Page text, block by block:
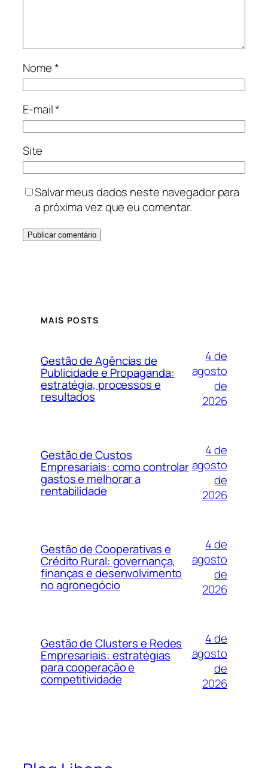
Nome*
E-mail*
Site
Salvar meus dados neste navegador para
a próxima vez que eu comentar.
MAIS POSTS
Gestão de Agências de
Publicidade e Propaganda:
estratégia, processos e
resultados
4 de
agosto
de
2026
Gestão de Custos
Empresariais: como controlar
gastos e melhorar a
rentabilidade
4 de
agosto
de
2026
Gestão de Cooperativas e
Crédito Rural: governança,
finanças e desenvolvimento
no agronegócio
4 de
agosto
de
2026
Gestão de Clusters e Redes
Empresariais: estratégias
para cooperação e
competitividade
4 de
agosto
de
2026